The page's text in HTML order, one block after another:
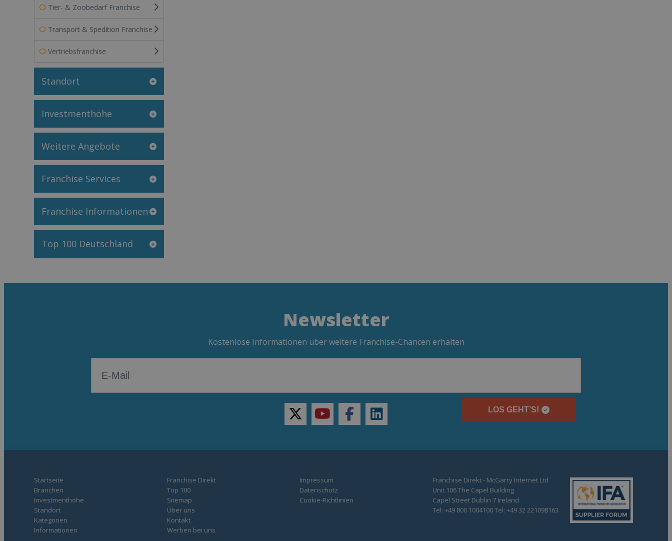
Tier- & Zoobedarf Franchise
Transport & Spedition Franchise
Vertriebsfranchise
Standort
Investmenthöhe
Weitere Angebote
Franchise Services
Franchise Informationen
Top 100 Deutschland
Newsletter
Kostenlose Informationen über weitere Franchise-Chancen erhalten
LOS GEHT’S!
twitteryoutubefacebooklinkedin
Startseite
Branchen
Investmenthöhe
Standort
Kategorien
Informationen
Franchise Direkt
Top 100
Sitemap
Über uns
Kontakt
Werben bei uns
Impressum
Datenschutz
Cookie-Richtlinien
Franchise Direkt - McGarry Internet Ltd
Unit 106 The Capel Building
Capel Street Dublin 7 Ireland
Tel: +49 800 1004100 Tel: +49 32 221098163